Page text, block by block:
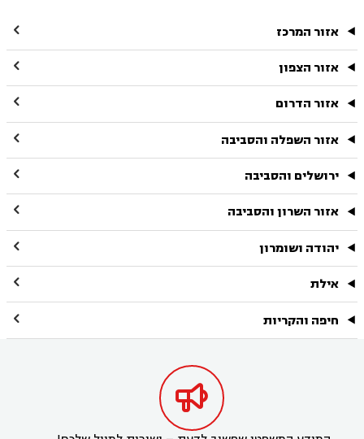
אזור המרכז 
אזור הצפון 
אזור הדרום 
אזור השפלה והסביבה 
ירושלים והסביבה 
אזור השרון והסביבה 
יהודה ושומרון 
אילת 
חיפה והקריות 
